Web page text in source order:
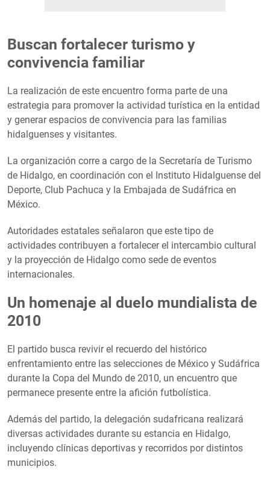
Buscan fortalecer turismo y
convivencia familiar
La realización de este encuentro forma parte de una
estrategia para promover la actividad turística en la entidad
y generar espacios de convivencia para las familias
hidalguenses y visitantes.
La organización corre a cargo de la Secretaría de Turismo
de Hidalgo, en coordinación con el Instituto Hidalguense del
Deporte, Club Pachuca y la Embajada de Sudáfrica en
México.
Autoridades estatales señalaron que este tipo de
actividades contribuyen a fortalecer el intercambio cultural
y la proyección de Hidalgo como sede de eventos
internacionales.
Un homenaje al duelo mundialista de
2010
El partido busca revivir el recuerdo del histórico
enfrentamiento entre las selecciones de México y Sudáfrica
durante la Copa del Mundo de 2010, un encuentro que
permanece presente entre la afición futbolística.
Además del partido, la delegación sudafricana realizará
diversas actividades durante su estancia en Hidalgo,
incluyendo clínicas deportivas y recorridos por distintos
municipios.